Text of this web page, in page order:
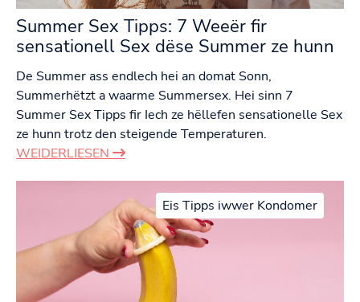
Summer Sex Tipps: 7 Weeër fir
sensationell Sex dëse Summer ze hunn
De Summer ass endlech hei an domat Sonn,
Summerhëtzt a waarme Summersex. Hei sinn 7
Summer Sex Tipps fir Iech ze hëllefen sensationelle Sex
ze hunn trotz den steigende Temperaturen.
WEIDERLIESEN
Eis Tipps iwwer Kondomer